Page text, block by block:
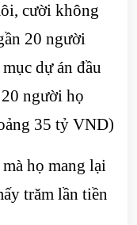
cười không
20 người
dự án đầu
người họ
35 tỷ VND)
họ mang lại
trăm lần tiền